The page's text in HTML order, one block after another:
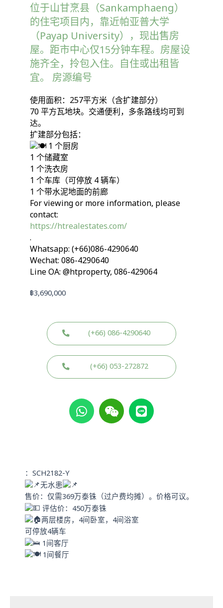
位于山甘烹县（Sankamphaeng）
的住宅项目内，靠近帕亚普大学
（Payap University），现出售房
屋。距市中心仅15分钟车程。房屋设
施齐全，拎包入住。自住或出租皆
宜。 房源编号
使用面积：257平方米（含扩建部分）
70 平方瓦地块。交通便利，多条路线均可到
达。
扩建部分包括：
1 个厨房
1 个储藏室
1 个洗衣房
1 个车库（可停放 4 辆车）
1 个带水泥地面的前廊
For viewing or more information, please
contact:
https://htrealestates.com/
.
Whatsapp: (+66)086-4290640
Wechat: 086-4290640
Line OA: @htproperty, 086-429064
฿3,690,000
(+66) 086-4290640
(+66) 053-272872
W
h
a
W
e
i
L
i
n
：SCH2182-Y
无水患
售价：仅需369万泰铢（过户费均摊）。价格可议。
评估价：450万泰铢
两层楼房，4间卧室，4间浴室
可停放4辆车
1间客厅
1间餐厅